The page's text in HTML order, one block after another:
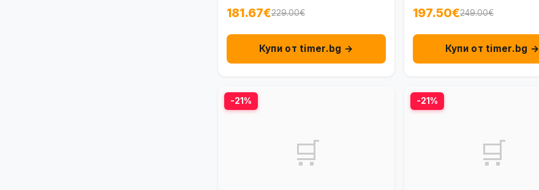
181.67€229.00€
Купи от timer.bg →
197.50€249.00€
Купи от timer.bg →
-21%
🛒
-21%
🛒